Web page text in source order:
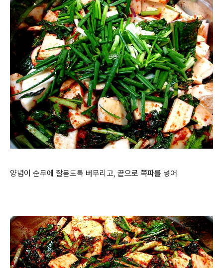
양념이 순무에 잘묻도록 버무리고, 끝으로 쪽파를 넣어